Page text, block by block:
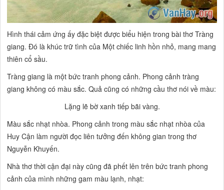
Hình thái cảm ứng ấy đặc biệt được biểu hiện trong bài thơTràng
giang.Đó là khúc trữ tình của Một chiếc linh hồn nhỏ, mang mang
thiên cổ sầu.
Tràng giang là một bức tranh phong cảnh. Phong cảnhtràng
giangkhông có màu sắc. Quả cũng có những cầu thơ nói về màu:
Lặng lẽ bờ xanh tiếp bãi vàng.
Màu sắc nhạt nhòa. Phong cảnh trong màu sắc nhạt nhòa của
Huy Cận làm người đọc liên tưởng đến không gian trong thơ
Nguyễn Khuyến.
Nhà thơ thời cận đại này cũng đã phết lên trên bức tranh phong
cảnh của mình những gam màu lạnh, nhạt: